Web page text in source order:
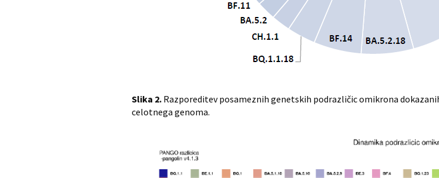
Slika 2. Razporeditev posameznih genetskih podrazličic omikrona
celotnega genoma.